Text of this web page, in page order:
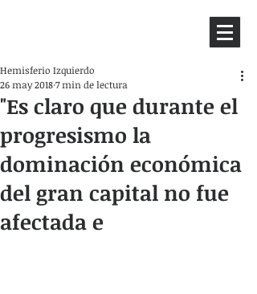
"Es claro que durante el
progresismo la
dominación económica
del gran capital no fue
afectada e
Hemisferio Izquierdo
26 may 20187 min de lectura